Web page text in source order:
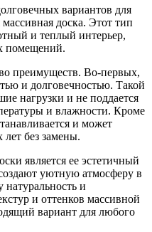
вариантов для
доска. Этот тип
и теплый интерьер,
помещений.
преимуществ. Во-первых,
и долговечностью. Такой
нагрузки и не поддается
и влажности. Кроме
и может
лет без замены.
является ее эстетичный
уютную атмосферу в
и
и оттенков массивной
вариант для любого